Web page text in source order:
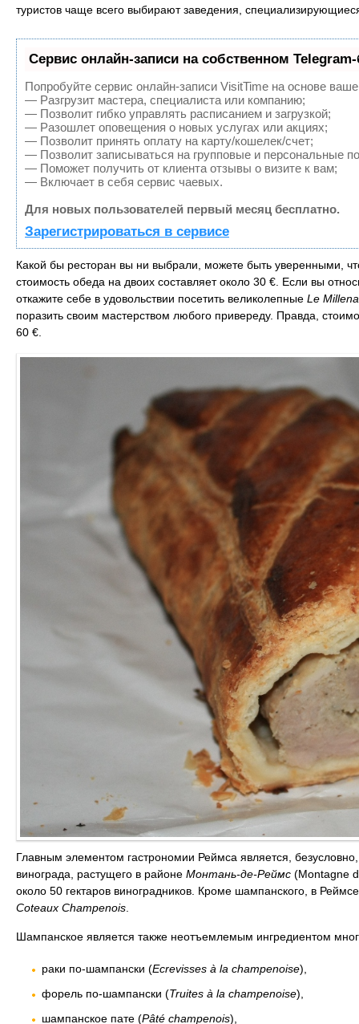
туристов чаще всего выбирают заведения,
Сервис онлайн-записи на собственном Telegram-
Попробуйте сервис онлайн-записи VisitTime на основе
— Разгрузит мастера, специалиста или компанию;
— Позволит гибко управлять расписанием и загрузкой;
— Разошлет оповещения о новых услугах или акциях;
— Позволит принять оплату на карту/кошелек/счет;
— Позволит записываться на групповые и персональные
— Поможет получить от клиента отзывы о визите к вам;
— Включает в себя сервис чаевых.
Для новых пользователей первый месяц бесплатно.
Зарегистрироваться в сервисе
Какой бы ресторан вы ни выбрали, можете быть уверенными,
стоимость обеда на двоих составляет около 30 €. Если вы
откажите себе в удовольствии посетить великолепные Le
поразить своим мастерством любого привереду. Правда,
60 €.
Главным элементом гастрономии Реймса является,
винограда, растущего в районе Монтань-де-Реймс (Montagne
около 50 гектаров виноградников. Кроме шампанского, в
Coteaux Champenois
Шампанское является также неотъемлемым ингредиентом
раки по-шампански (Ecrevisses à la champenoise),
форель по-шампански (Truites à la champenoise),
шампанское пате (Pâté champenois),